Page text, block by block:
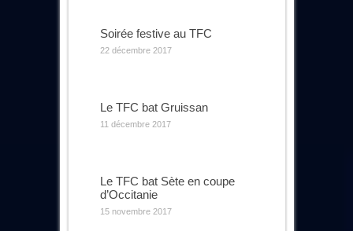
Soirée festive au TFC
22 décembre 2017
Le TFC bat Gruissan
11 décembre 2017
Le TFC bat Sète en coupe
d’Occitanie
15 novembre 2017